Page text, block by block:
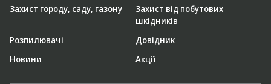
Захист городу, саду, газону
Захист від побутових
шкідників
Розпилювачі
Довідник
Новини
Акції